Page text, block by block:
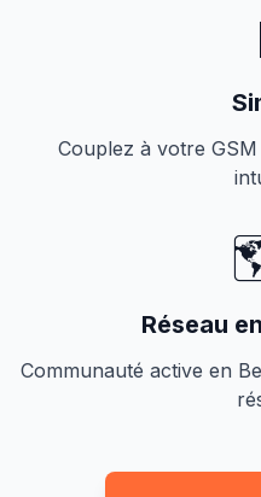
Couplez à votre
Réseau
Communauté active en